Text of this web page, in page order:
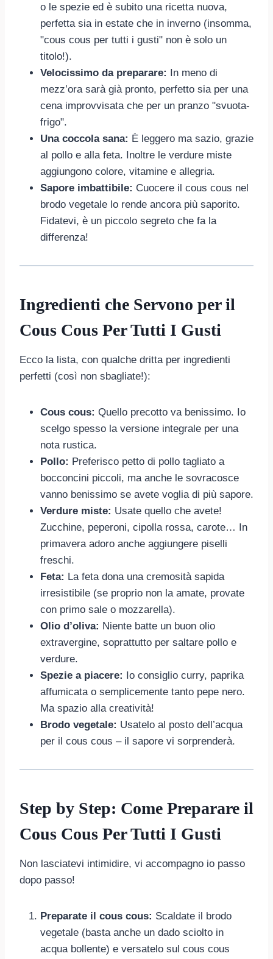
o le spezie ed è subito una ricetta nuova,
perfetta sia in estate che in inverno (insomma,
"cous cous per tutti i gusti" non è solo un
titolo!).
Velocissimo da preparare: In meno di
mezz’ora sarà già pronto, perfetto sia per una
cena improvvisata che per un pranzo "svuota-
frigo".
Una coccola sana: È leggero ma sazio, grazie
al pollo e alla feta. Inoltre le verdure miste
aggiungono colore, vitamine e allegria.
Sapore imbattibile: Cuocere il cous cous nel
brodo vegetale lo rende ancora più saporito.
Fidatevi, è un piccolo segreto che fa la
differenza!
Ingredienti che Servono per il
Cous Cous Per Tutti I Gusti
Ecco la lista, con qualche dritta per ingredienti
perfetti (così non sbagliate!):
Cous cous: Quello precotto va benissimo. Io
scelgo spesso la versione integrale per una
nota rustica.
Pollo: Preferisco petto di pollo tagliato a
bocconcini piccoli, ma anche le sovracosce
vanno benissimo se avete voglia di più sapore.
Verdure miste: Usate quello che avete!
Zucchine, peperoni, cipolla rossa, carote… In
primavera adoro anche aggiungere piselli
freschi.
Feta: La feta dona una cremosità sapida
irresistibile (se proprio non la amate, provate
con primo sale o mozzarella).
Olio d’oliva: Niente batte un buon olio
extravergine, soprattutto per saltare pollo e
verdure.
Spezie a piacere: Io consiglio curry, paprika
affumicata o semplicemente tanto pepe nero.
Ma spazio alla creatività!
Brodo vegetale: Usatelo al posto dell’acqua
per il cous cous – il sapore vi sorprenderà.
Step by Step: Come Preparare il
Cous Cous Per Tutti I Gusti
Non lasciatevi intimidire, vi accompagno io passo
dopo passo!
Preparate il cous cous: Scaldate il brodo
vegetale (basta anche un dado sciolto in
acqua bollente) e versatelo sul cous cous